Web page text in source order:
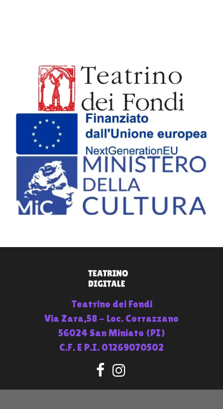
Teatrino dei Fondi
Via Zara,58 - Loc. Corrazzano
56024 San Miniato (PI)
C.F. E P.I. 01269070502